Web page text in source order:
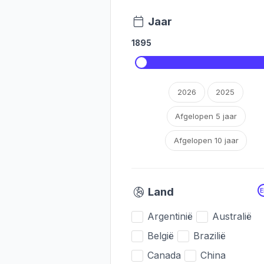
Jaar
1895
2026 2025
Afgelopen 5 jaar
Afgelopen 10 jaar
Land
Argentinië
Australië
België
Brazilië
Canada
China